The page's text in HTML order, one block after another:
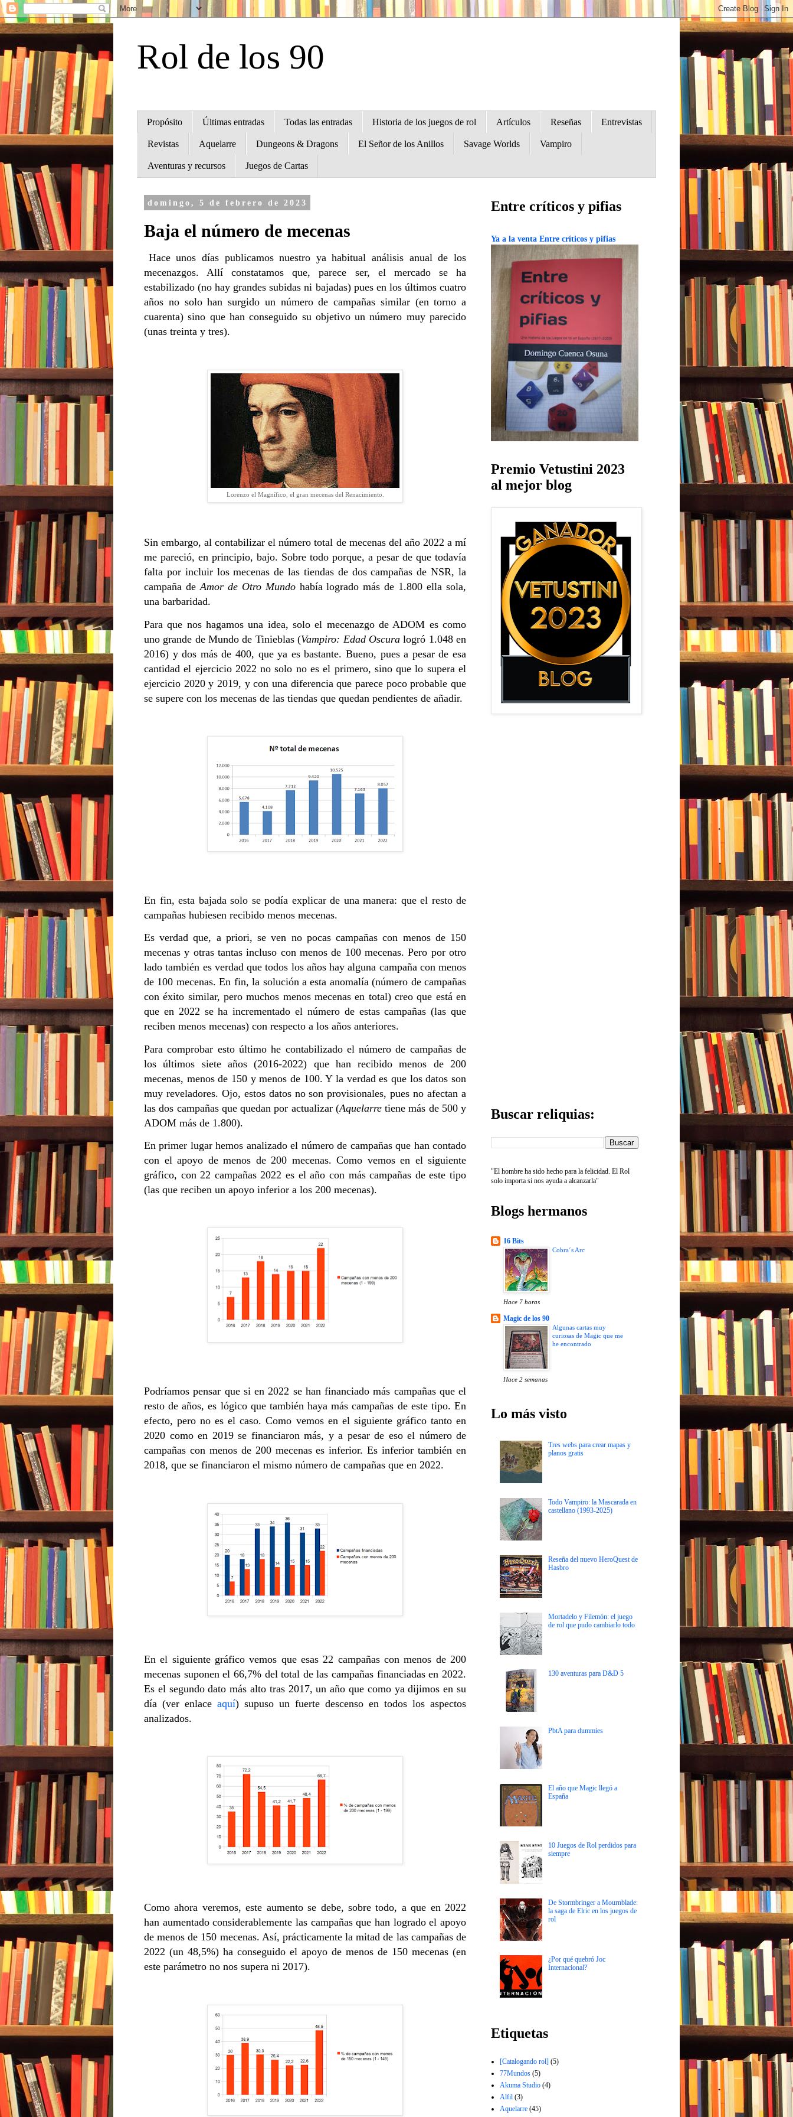
Rol de los 90
Propósito Últimas entradas Todas las entradas Historia de los juegos de rol Artículos Reseñas Entrevistas
Revistas Aquelarre Dungeons & Dragons El Señor de los Anillos Savage Worlds Vampiro
Aventuras y recursos Juegos de Cartas
domingo, 5 de febrero de 2023
Baja el número de mecenas
Hace unos días publicamos nuestro ya habitual análisis anual de los
mecenazgos. Allí constatamos que, parece ser, el mercado se ha
estabilizado (no hay grandes subidas ni bajadas) pues en los últimos cuatro
años no solo han surgido un número de campañas similar (en torno a
cuarenta) sino que han conseguido su objetivo un número muy parecido
(unas treinta y tres).
Lorenzo el Magnífico, el gran mecenas del Renacimiento.
Sin embargo, al contabilizar el número total de mecenas del año 2022 a mí
me pareció, en principio, bajo. Sobre todo porque, a pesar de que todavía
falta por incluir los mecenas de las tiendas de dos campañas de NSR, la
campaña deAmor de Otro Mundohabía logrado más de 1.800 ella sola,
una barbaridad.
Para que nos hagamos una idea, solo el mecenazgo de ADOM es como
uno grande de Mundo de Tinieblas (Vampiro: Edad Oscuralogró 1.048 en
2016) y dos más de 400, que ya es bastante. Bueno, pues a pesar de esa
cantidad el ejercicio 2022 no solo no es el primero, sino que lo supera el
ejercicio 2020 y 2019, y con una diferencia que parece poco probable que
se supere con los mecenas de las tiendas que quedan pendientes de añadir.
En fin, esta bajada solo se podía explicar de una manera: que el resto de
campañas hubiesen recibido menos mecenas.
Es verdad que, a priori, se ven no pocas campañas con menos de 150
mecenas y otras tantas incluso con menos de 100 mecenas. Pero por otro
lado también es verdad que todos los años hay alguna campaña con menos
de 100 mecenas. En fin, la solución a esta anomalía (número de campañas
con éxito similar, pero muchos menos mecenas en total) creo que está en
que en 2022 se ha incrementado el número de estas campañas (las que
reciben menos mecenas) con respecto a los años anteriores.
Para comprobar esto último he contabilizado el número de campañas de
los últimos siete años (2016-2022) que han recibido menos de 200
mecenas, menos de 150 y menos de 100. Y la verdad es que los datos son
muy reveladores. Ojo, estos datos no son provisionales, pues no afectan a
las dos campañas que quedan por actualizar (Aquelarretiene más de 500 y
ADOM más de 1.800).
En primer lugar hemos analizado el número de campañas que han contado
con el apoyo de menos de 200 mecenas. Como vemos en el siguiente
gráfico, con 22 campañas 2022 es el año con más campañas de este tipo
(las que reciben un apoyo inferior a los 200 mecenas).
Podríamos pensar que si en 2022 se han financiado más campañas que el
resto de años, es lógico que también haya más campañas de este tipo. En
efecto, pero no es el caso. Como vemos en el siguiente gráfico tanto en
2020 como en 2019 se financiaron más, y a pesar de eso el número de
campañas con menos de 200 mecenas es inferior. Es inferior también en
2018, que se financiaron el mismo número de campañas que en 2022.
En el siguiente gráfico vemos que esas 22 campañas con menos de 200
mecenas suponen el 66,7% del total de las campañas financiadas en 2022.
Es el segundo dato más alto tras 2017, un año que como ya dijimos en su
día (ver enlace aquí) supuso un fuerte descenso en todos los aspectos
analizados.
Como ahora veremos, este aumento se debe, sobre todo, a que en 2022
han aumentado considerablemente las campañas que han logrado el apoyo
de menos de 150 mecenas. Así, prácticamente la mitad de las campañas de
2022 (un 48,5%) ha conseguido el apoyo de menos de 150 mecenas (en
este parámetro no nos supera ni 2017).
Entre críticos y pifias
Ya a la venta Entre críticos y pifias
Premio Vetustini 2023
al mejor blog
Buscar reliquias:
"El hombre ha sido hecho para la felicidad. El Rol
solo importa si nos ayuda a alcanzarla"
Blogs hermanos
16 Bits
Cobra´s Arc
Hace 7 horas
Magic de los 90
Algunas cartas muy
curiosas de Magic que me
he encontrado
Hace 2 semanas
Lo más visto
Tres webs para crear mapas y
planos gratis
Todo Vampiro: la Mascarada en
castellano (1993-2025)
Reseña del nuevo HeroQuest de
Hasbro
Mortadelo y Filemón: el juego
de rol que pudo cambiarlo todo
130 aventuras para D&D 5
PbtA para dummies
El año que Magic llegó a
España
10 Juegos de Rol perdidos para
siempre
De Stormbringer a Mournblade:
la saga de Elric en los juegos de
rol
¿Por qué quebró Joc
Internacional?
Etiquetas
[Catalogando rol] (5)
77Mundos (5)
Akuma Studio (4)
Alfil (3)
Aquelarre (45)